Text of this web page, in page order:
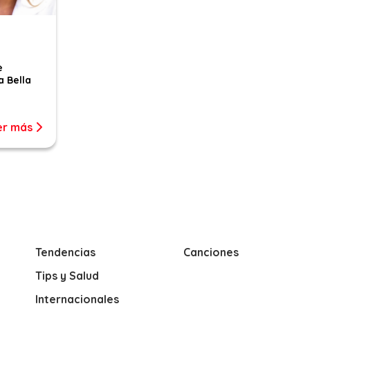
Bella
más
Tendencias
Tips y Salud
Internacionales
Canciones